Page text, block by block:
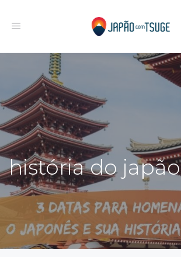
Toggle navigation
história do japão